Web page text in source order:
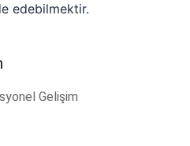
edebilmektir.
Gelişim